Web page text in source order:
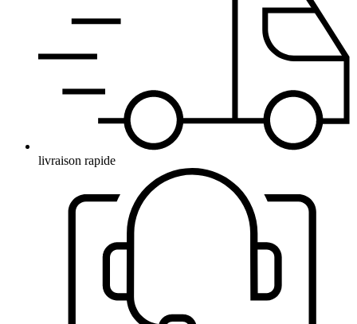
livraison rapide